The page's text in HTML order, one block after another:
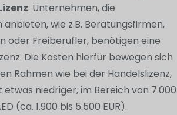
: Unternehmen, die
wie z.B. Beratungsfirmen,
oder Freiberufler, benötigen eine
Die Kosten hierfür bewegen sich
Rahmen wie bei der Handelslizenz,
niedriger, im Bereich von 7.000
(ca. 1.900 bis 5.500 EUR).